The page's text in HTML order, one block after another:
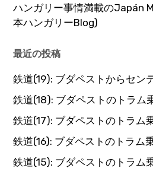
ハンガリー事情満載のJapán
本ハンガリーBlog)
最近の投稿
鉄道(19): ブダペストからセン
鉄道(18): ブダペストのトラム
鉄道(17): ブダペストのトラム
鉄道(16): ブダペストのトラム
鉄道(15): ブダペストのトラム